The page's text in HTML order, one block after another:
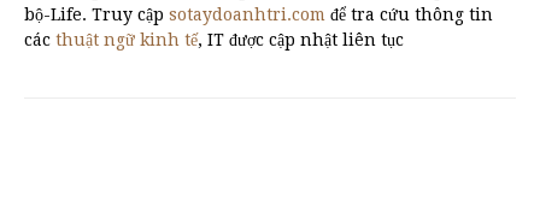
bộ-Life. Truy cập sotaydoanhtri.com để tra cứu thông tin
các thuật ngữ kinh tế, IT được cập nhật liên tục